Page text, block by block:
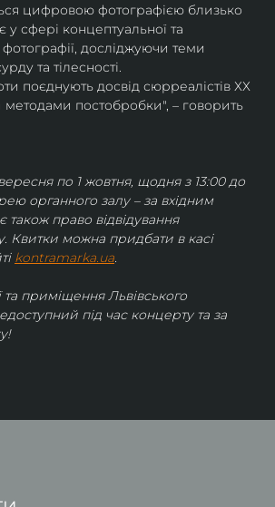
цифровою фотографією близько
сфері концептуальної та
досліджуючи теми
та тілесності.
поєднують досвід сюрреалістів ХХ
методами постобробки", – говорить
по 1 жовтня, щодня з 13:00 до
органного залу – за вхідним
також право відвідування
Квитки можна придбати в касі
kontramarka.ua.
та приміщення Львівського
під час концерту та за